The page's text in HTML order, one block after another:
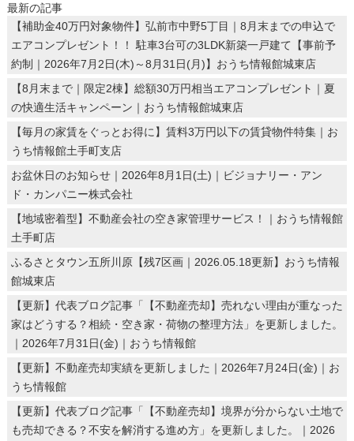
最新の記事
【補助金40万円対象物件】弘前市中野5丁目｜8月末までの申込で
エアコンプレゼント！！ 駐車3台可の3LDK新築一戸建て【事前予
約制｜2026年7月2日(木)～8月31日(月)】おうち情報館城東店
【8月末まで｜限定2棟】総額30万円相当エアコンプレゼント｜夏
の快適生活キャンペーン｜おうち情報館城東店
【毎月の家賃をぐっとお得に】賃料3万円以下の賃貸物件特集｜お
うち情報館土手町支店
お盆休日のお知らせ｜2026年8月1日(土)｜ビジョナリー・アン
ド・カンパニー株式会社
【地域密着型】不動産会社の空き家管理サービス！｜おうち情報館
土手町店
ふるさとタウン五所川原【残7区画｜2026.05.18更新】おうち情報
館城東店
【更新】代表ブログ記事「【不動産売却】売れない理由が重なった
家はどうする？相続・空き家・荷物の整理方法」を更新しました。
｜2026年7月31日(金)｜おうち情報館
【更新】不動産売却実績を更新しました｜2026年7月24日(金)｜お
うち情報館
【更新】代表ブログ記事「【不動産売却】境界が分からない土地で
も売却できる？不安を解消する進め方」を更新しました。｜2026